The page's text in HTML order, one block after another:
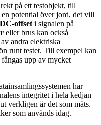
på ett testobjekt, till
potential över jord, det vill
DC-offset i signalen på
eller brus kan också
andra elektriska
runt testet. Till exempel kan
upp av mycket
har
integritet i hela kedjan
verkligen är det som mäts.
som används idag.